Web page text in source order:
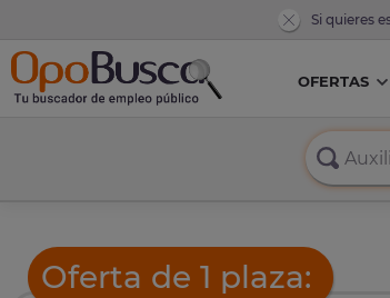
Si quieres
OFERTAS
Oferta de 1 plaza: